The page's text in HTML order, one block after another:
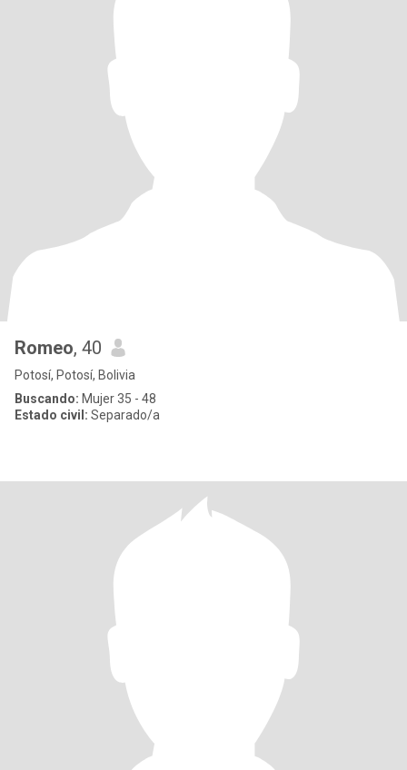
Romeo, 40
Potosí, Potosí, Bolivia
Buscando: Mujer 35 - 48
Estado civil: Separado/a